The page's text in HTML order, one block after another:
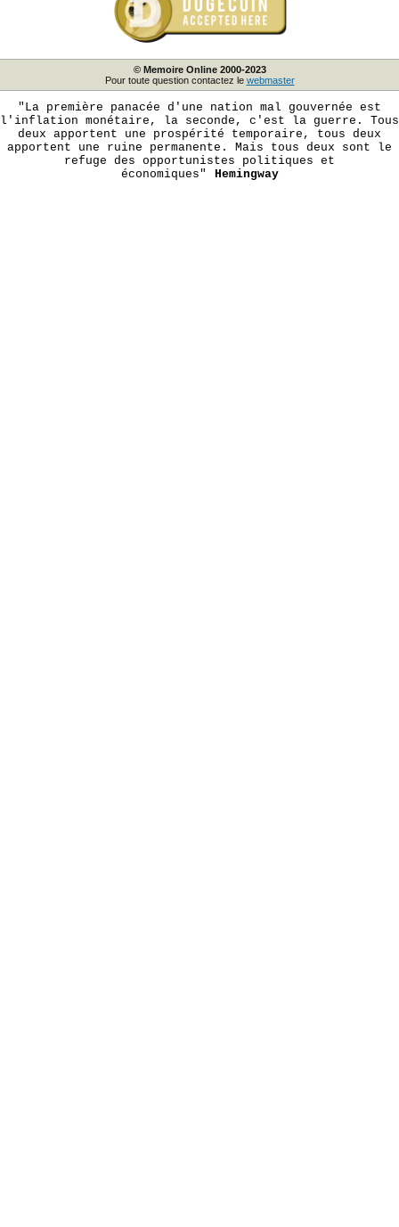
© Memoire Online 2000-2023
Pour toute question contactez le webmaster
"La première panacée d'une nation mal gouvernée est
l'inflation monétaire, la seconde, c'est la guerre. Tous
deux apportent une prospérité temporaire, tous deux
apportent une ruine permanente. Mais tous deux sont le
refuge des opportunistes politiques et
économiques"
Hemingway